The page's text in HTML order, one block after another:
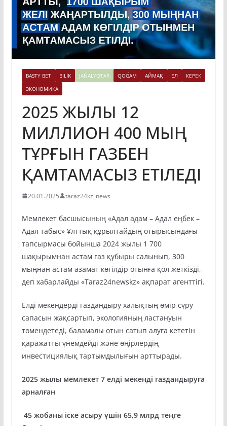
BASTY BET BILİK JAŃALYQTAR QOǴAM АЙМАҚ ЕЛ
КЕРЕК
ЭКОНОМИКА
2025 ЖЫЛЫ 12
МИЛЛИОН 400 МЫҢ
ТҰРҒЫН ГАЗБЕН
ҚАМТАМАСЫЗ ЕТІЛЕДІ
20.01.2025 taraz24kz_news
Мемлекет басшысының «Адал адам – Адал еңбек –
Адал табыс» Ұлттық құрылтайдың отырысындағы
тапсырмасы бойынша 2024 жылы 1 700
шақырымнан астам газ құбыры салынып, 300
мыңнан астам азамат көгілдір отынға қол жеткізді,-
деп хабарлайды «Taraz24newskz» ақпарат агенттігі.
Елді мекендерді газдандыру халықтың өмір сүру
сапасын жақсартып, экологияның ластануын
төмендетеді, баламалы отын сатып алуға кететін
қаражатты үнемдейді және өңірлердің
инвестициялық тартымдылығын арттырады.
2025 жылы мемлекет 7 елді мекенді газдандыруға
арналған
45 жобаны іске асыру үшін 65,9 млрд теңге